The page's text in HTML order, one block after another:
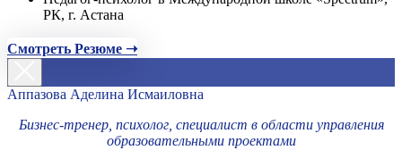
РК, г. Астана
Смотреть Резюме ➝
Аппазова Аделина Исмаиловна
Бизнес-тренер, психолог, специалист в области управления
образовательными проектами